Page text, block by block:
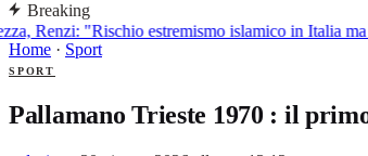
Breaking
Renzi: "Rischio estremismo islamico in Italia ma
Home · Sport
SPORT
Pallamano Trieste 1970 : il